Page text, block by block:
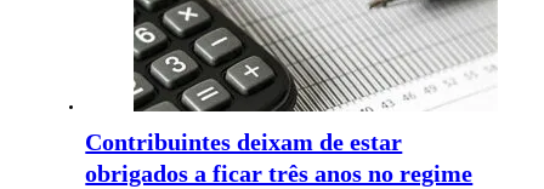
Contribuintes deixam de estar
obrigados a ficar três anos no regime